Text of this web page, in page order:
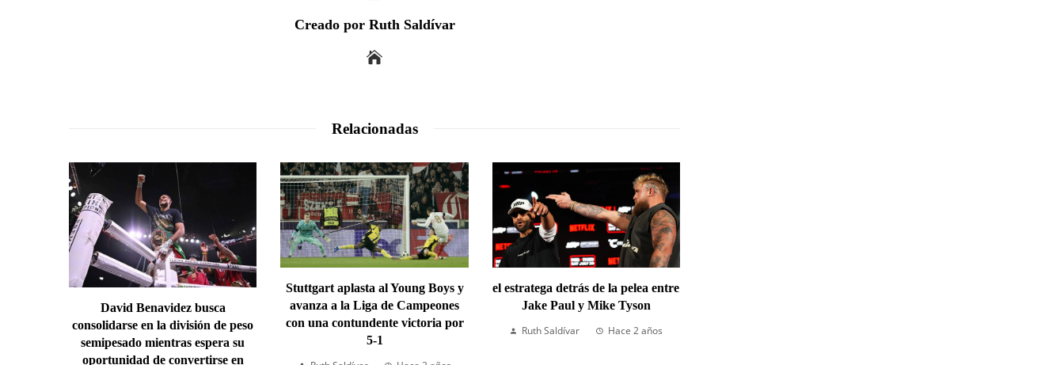
Creado por Ruth Saldívar
Relacionadas
David Benavidez busca
consolidarse en la división de peso
semipesado mientras espera su
oportunidad de convertirse en
Stuttgart aplasta al Young Boys y
avanza a la Liga de Campeones
con una contundente victoria por
5-1
el estratega detrás de la pelea entre
Jake Paul y Mike Tyson
Ruth Saldívar
Hace 2 años